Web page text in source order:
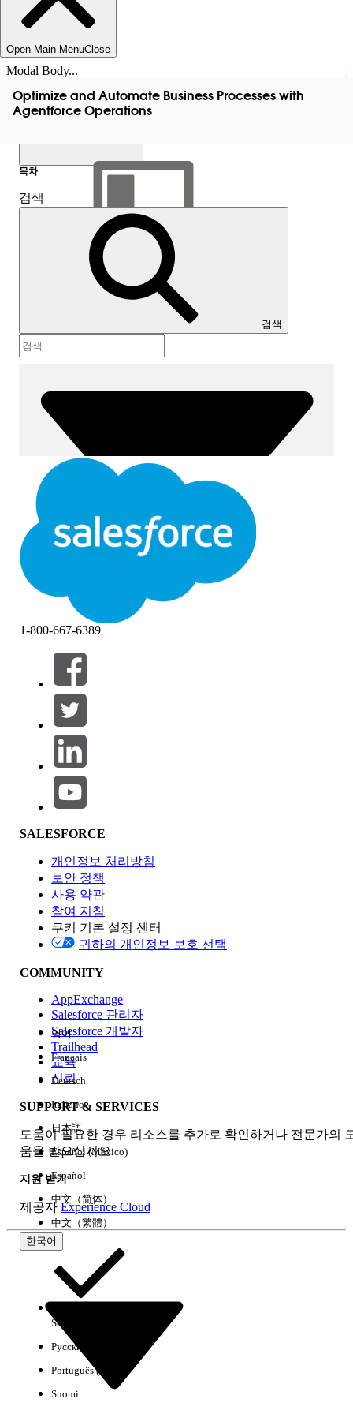
Open Main MenuClose
Modal Body...
Optimize and Automate Business Processes with
Agentforce Operations
목차 표시
목차
검색
검색
필터 (0)
필터 선택
제품 영역
기능 영향
Edition
경험
1-800-667-6389
SALESFORCE
개인정보 처리방침
보안 정책
사용 약관
참여 지침
쿠키 기본 설정 센터
귀하의 개인정보 보호 선택
COMMUNITY
AppExchange
Salesforce 관리자
Salesforce 개발자
Trailhead
교육
신뢰
SUPPORT & SERVICES
도움이 필요한 경우 리소스를 추가로 확인하거나 전문가의
움을 받으십시오.
지원 받기
제공자 Experience Cloud
한국어
영어
Français
Deutsch
Italiano
日本語
Español (México)
Español
中文（简体）
中文（繁體）
Select Org
Русский
Português (Brasil)
Suomi